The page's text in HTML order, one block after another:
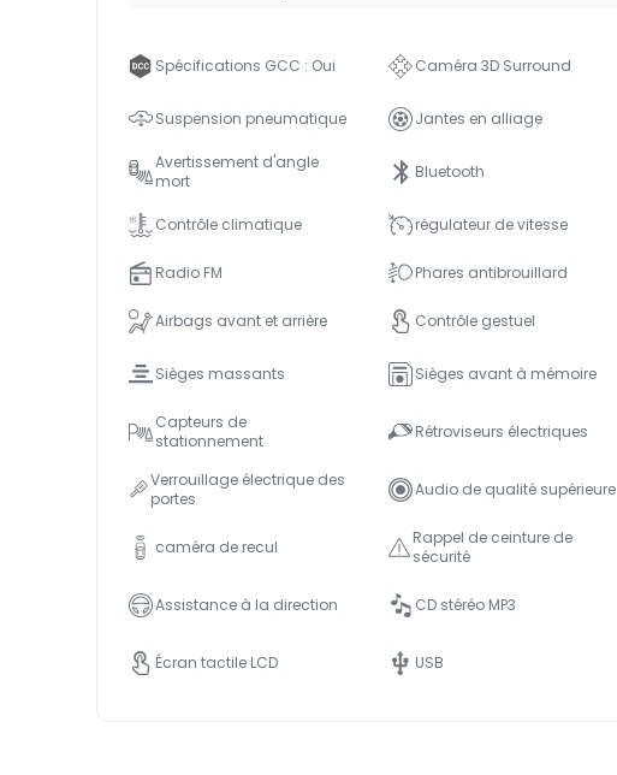
Spécifications GCC : Oui Caméra 3D Surround
Suspension pneumatique Jantes en alliage
Avertissement d'angle
mort
Bluetooth
Contrôle climatique régulateur de vitesse
Radio FM Phares antibrouillard
Airbags avant et arrière Contrôle gestuel
Sièges massants Sièges avant à mémoire
Capteurs de
stationnement
Rétroviseurs électriques
Verrouillage électrique des
portes
Audio de qualité supérieure
caméra de recul
Rappel de ceinture de
sécurité
Assistance à la direction CD stéréo MP3
Écran tactile LCD USB